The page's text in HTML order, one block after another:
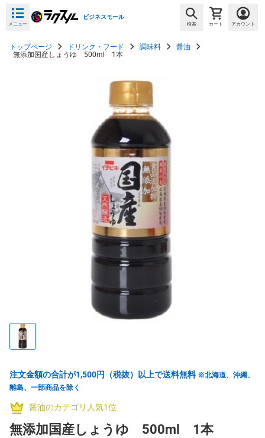
メニュー
ビジネスモール
検索 カート アカウント
トップページ ドリンク・フード 調味料
醤油
無添加国産しょうゆ 500ml 1本
注文金額の合計が1,500円（税抜）以上で送料無料 ※北海道、沖縄、
離島、一部商品を除く
醤油のカテゴリ人気1位
無添加国産しょうゆ 500ml 1本